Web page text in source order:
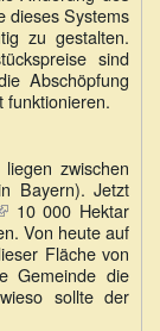
dieses Systems
zu gestalten.
sind
Abschöpfung
funktionieren.
zwischen
Bayern). Jetzt
10 000 Hektar
Von heute auf
Fläche von
Gemeinde die
sollte der